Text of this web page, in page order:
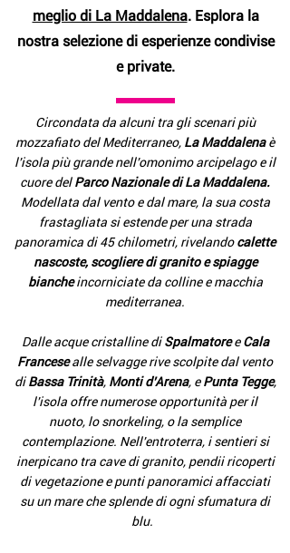
meglio di La Maddalena. Esplora la
nostra selezione di esperienze condivise
e private.
Circondata da alcuni tra gli scenari più
mozzafiato del Mediterraneo, La Maddalenaè
l'isola più grande nell'omonimo arcipelago e il
cuore delParco Nazionale di La Maddalena.
Modellata dal vento e dal mare, la sua costa
frastagliata si estende per una strada
panoramica di 45 chilometri, rivelandocalette
nascoste, scogliere di granito e spiagge
biancheincorniciate da colline e macchia
mediterranea.
Dalle acque cristalline diSpalmatoreeCala
Francesealle selvagge rive scolpite dal vento
diBassa Trinità, Monti d’Arena, ePunta Tegge,
l'isola offre numerose opportunità per il
nuoto, lo snorkeling, o la semplice
contemplazione. Nell'entroterra, i sentieri si
inerpicano tra cave di granito, pendii ricoperti
di vegetazione e punti panoramici affacciati
su un mare che splende di ogni sfumatura di
blu.